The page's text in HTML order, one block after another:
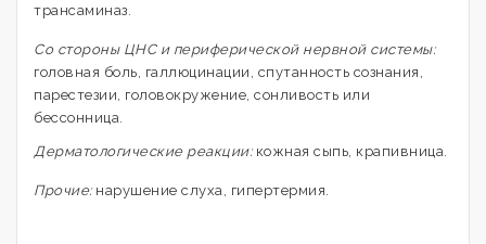
трансаминаз.
Со стороны ЦНС и периферической нервной системы:
головная боль, галлюцинации, спутанность сознания,
парестезии, головокружение, сонливость или
бессонница.
Дерматологические реакции:кожная сыпь, крапивница.
Прочие:нарушение слуха, гипертермия.